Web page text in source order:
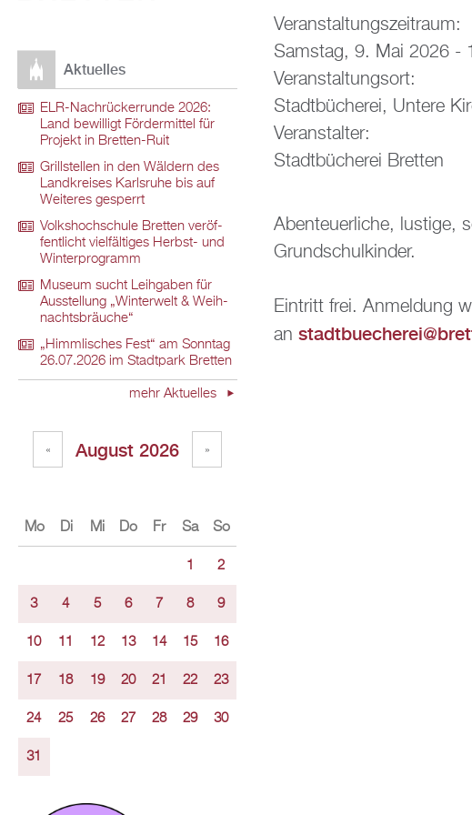
Ver­an­stal­tungs­zeit­raum:
Sams­tag, 9. Mai 2026 -
Ver­an­stal­tungs­ort:
Stadt­bü­che­rei, Un­te­re
Ver­an­stal­ter:
Stadt­bü­che­rei Brett­en
Aben­teu­er­li­che, lus­ti­ge,
Grund­schul­kin­der.
Ein­tritt frei. An­mel­dung
an
Ak­tu­el­les
ELR-Nach­rü­ck­er­run­de 2026:
Land be­wil­ligt För­der­mit­tel für
Pro­jekt in Brett­en-Ruit
Grill­stel­len in den Wäl­dern des
Land­krei­ses Karls­ru­he bis auf
Wei­te­res ge­sperrt
Volks­hoch­schu­le Brett­en ver­öf­
fent­licht viel­fäl­ti­ges Herbst- und
Win­ter­pro­gramm
Mu­se­um sucht Leih­ga­ben für
Aus­stel­lung „Win­ter­welt & Weih­
nachts­bräu­che“
„Himm­li­sches Fest“ am Sonn­tag
26.07.2026 im Stadt­park Brett­en
mehr Ak­tu­el­les
Au­gust 2026
« »
Mo Di Mi Do Fr Sa So
1 2
3 4 5 6 7 8 9
10 11 12 13 14 15 16
17 18 19 20 21 22 23
24 25 26 27 28 29 30
31